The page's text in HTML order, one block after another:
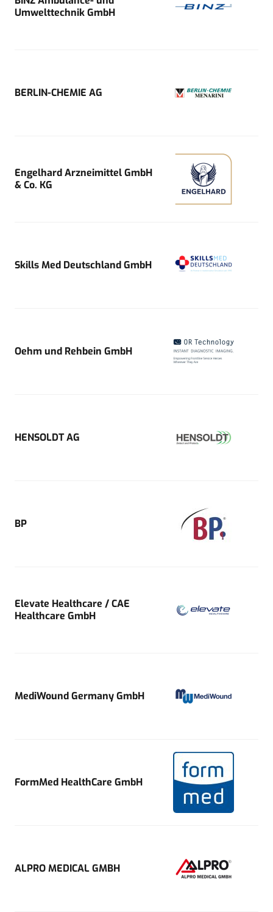
Umwelttechnik GmbH
BERLIN-CHEMIE AG
Engelhard Arzneimittel GmbH
& Co. KG
Skills Med Deutschland GmbH
Oehm und Rehbein GmbH
HENSOLDT AG
BP
Elevate Healthcare / CAE
Healthcare GmbH
MediWound Germany GmbH
FormMed HealthCare GmbH
ALPRO MEDICAL GMBH